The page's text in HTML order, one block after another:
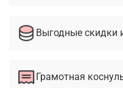
Выгодные скидки
Грамотная